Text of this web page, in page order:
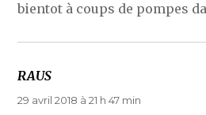
bientot à coups de pompes
RAUS
29 avril 2018 à 21 h 47 min